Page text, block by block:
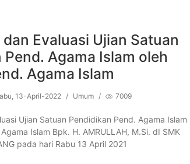
Evaluasi Ujian Satuan
Agama Islam oleh
Agama Islam
13-April-2022 / Umum / 7009
Ujian Satuan Pendidikan Pend. Agama Islam
Islam Bpk. H. AMRULLAH, M.Si. dI SMK
pada hari Rabu 13 April 2021